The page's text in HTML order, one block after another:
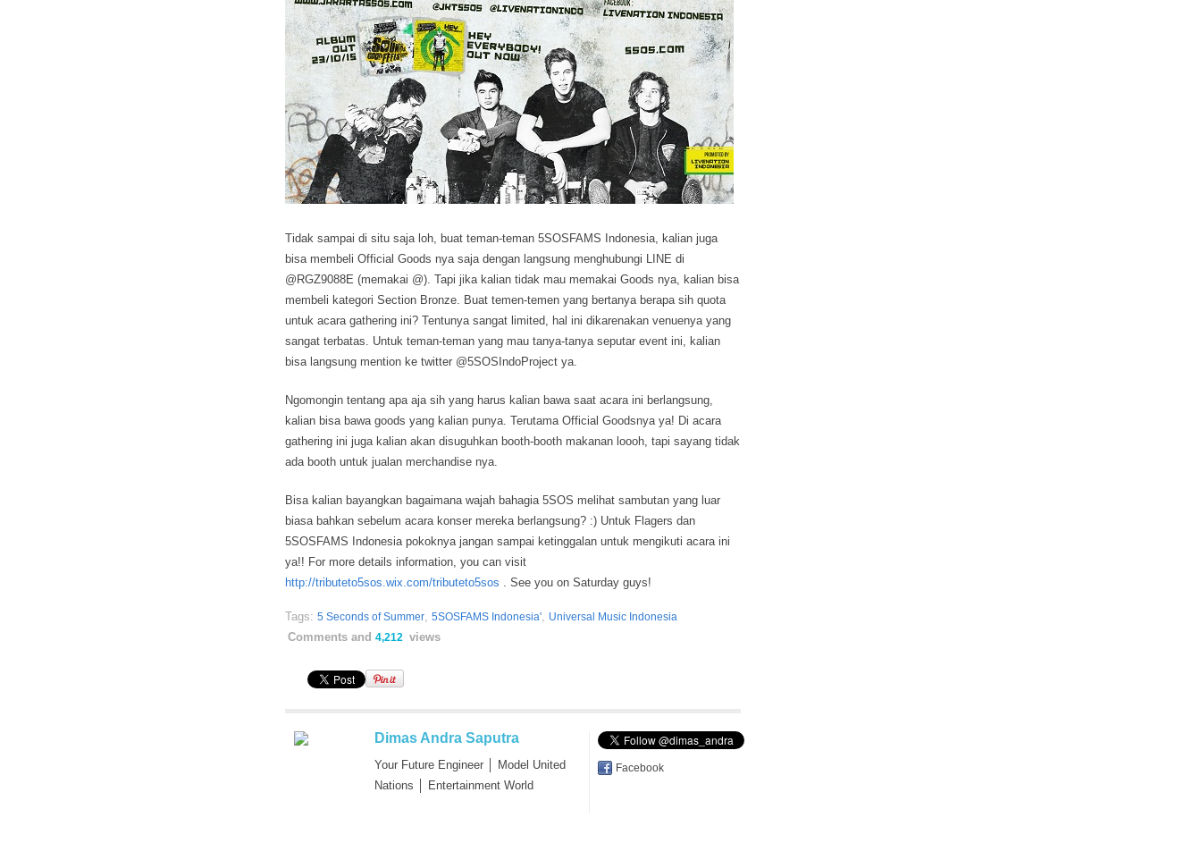
Tidak sampai di situ saja loh, buat teman-teman 5SOSFAMS Indonesia, kalian juga
bisa membeli Official Goods nya saja dengan langsung menghubungi LINE di
@RGZ9088E (memakai @). Tapi jika kalian tidak mau memakai Goods nya, kalian bisa
membeli kategori Section Bronze. Buat temen-temen yang bertanya berapa sih quota
untuk acara gathering ini? Tentunya sangat limited, hal ini dikarenakan venuenya yang
sangat terbatas. Untuk teman-teman yang mau tanya-tanya seputar event ini, kalian
bisa langsung mention ke twitter @5SOSIndoProject ya.
Ngomongin tentang apa aja sih yang harus kalian bawa saat acara ini berlangsung,
kalian bisa bawa goods yang kalian punya. Terutama Official Goodsnya ya! Di acara
gathering ini juga kalian akan disuguhkan booth-booth makanan loooh, tapi sayang tidak
ada booth untuk jualan merchandise nya.
Bisa kalian bayangkan bagaimana wajah bahagia 5SOS melihat sambutan yang luar
biasa bahkan sebelum acara konser mereka berlangsung? :) Untuk Flagers dan
5SOSFAMS Indonesia pokoknya jangan sampai ketinggalan untuk mengikuti acara ini
ya!! For more details information, you can visit
http://tributeto5sos.wix.com/tributeto5sos . See you on Saturday guys!
Tags: 5 Seconds of Summer, 5SOSFAMS Indonesia', Universal Music Indonesia
Comments and 4,212 views
Dimas Andra Saputra
Your Future Engineer │ Model United
Nations │ Entertainment World
Facebook